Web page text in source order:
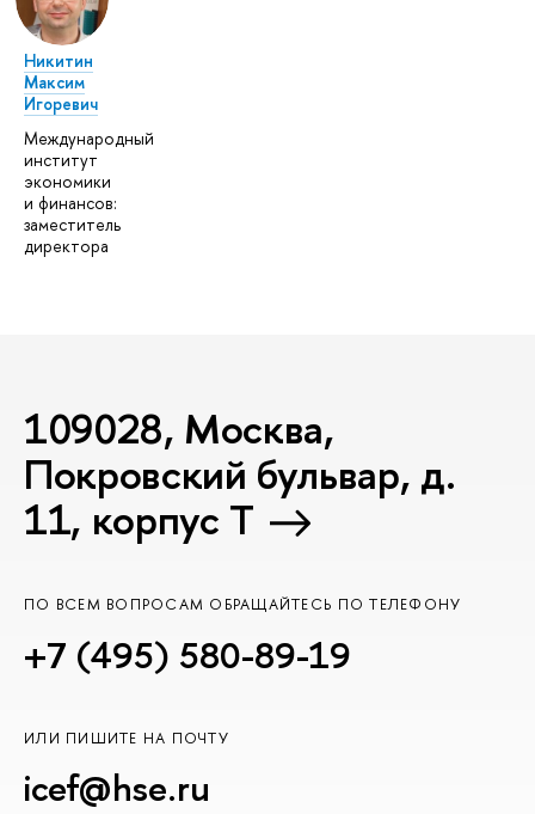
Никитин
Максим
Игоревич
Международный
институт
экономики
и финансов:
заместитель
директора
109028, Москва,
Покровский бульвар, д.
11, корпус T
ПО ВСЕМ ВОПРОСАМ ОБРАЩАЙТЕСЬ ПО ТЕЛЕФОНУ
+7 (495) 580-89-19
ИЛИ ПИШИТЕ НА ПОЧТУ
icef@hse.ru